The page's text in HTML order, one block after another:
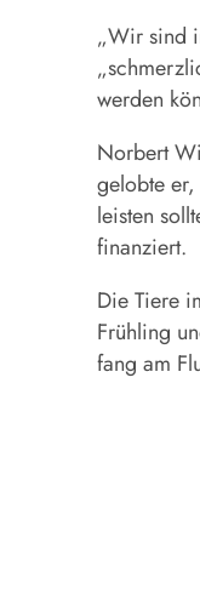
„Wir sind
werden
Norbert
gelobte er,
leisten
finanziert.
Die Tiere
Frühling
fang am